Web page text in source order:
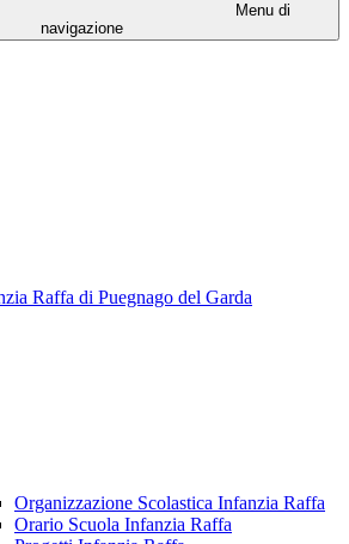
Menu di
navigazione
Raffa di Puegnago del Garda
Organizzazione Scolastica Infanzia Raffa
Orario Scuola Infanzia Raffa